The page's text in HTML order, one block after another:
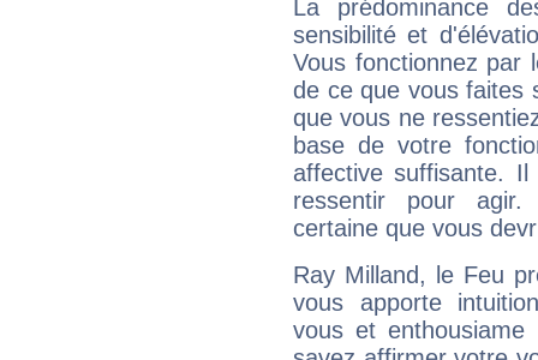
La prédominance
sensibilité et
Vous fonctionnez
de ce que vous faites
que vous ne
base de votre
affective suffisante.
ressentir pour agir.
certaine que vous
Ray Milland, le Feu
vous apporte
vous et